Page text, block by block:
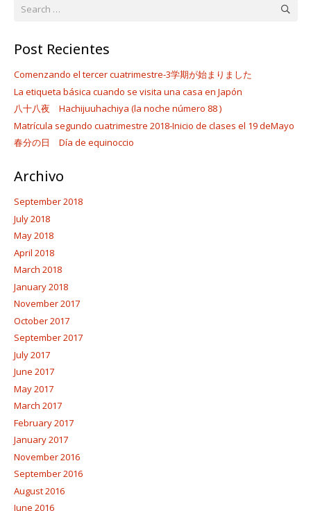
Post Recientes
Comenzando el tercer cuatrimestre-3学期が始まりました
La etiqueta básica cuando se visita una casa en Japón
八十八夜 Hachijuuhachiya (la noche número 88 )
Matrícula segundo cuatrimestre 2018-Inicio de clases el 19 deMayo
春分の日 Día de equinoccio
Archivo
September 2018
July 2018
May 2018
April 2018
March 2018
January 2018
November 2017
October 2017
September 2017
July 2017
June 2017
May 2017
March 2017
February 2017
January 2017
November 2016
September 2016
August 2016
June 2016